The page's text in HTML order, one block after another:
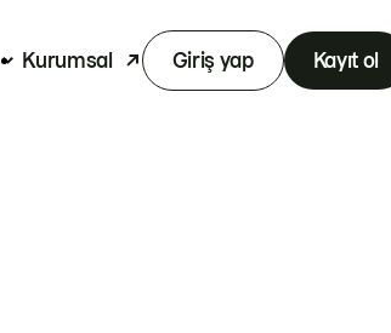
Kurumsal Giriş yap Kayıt ol